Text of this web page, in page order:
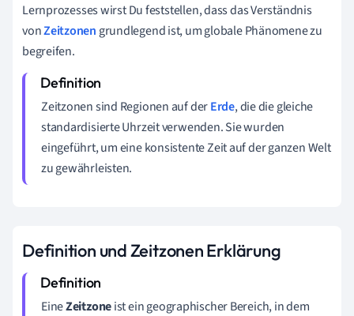
Lernprozesses wirst Du feststellen, dass das Verständnis
vonZeitzonen grundlegend ist, um globale Phänomene zu
begreifen.
Zeitzonen sind Regionen auf derErde, die die gleiche
standardisierte Uhrzeit verwenden. Sie wurden
eingeführt, um eine konsistente Zeit auf der ganzen Welt
zu gewährleisten.
Definition und Zeitzonen Erklärung
EineZeitzoneist ein geographischer Bereich, in dem